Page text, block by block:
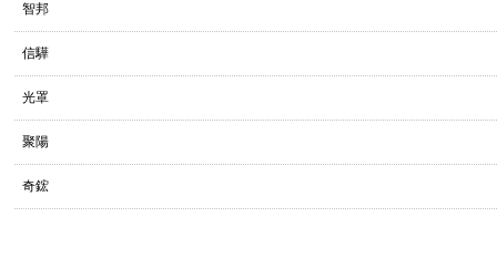
智邦
信驊
光罩
聚陽
奇鋐